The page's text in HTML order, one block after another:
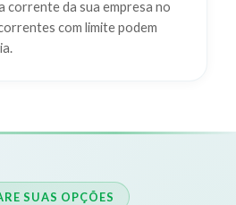
corrente da sua empresa no
com limite podem
SUAS OPÇÕES